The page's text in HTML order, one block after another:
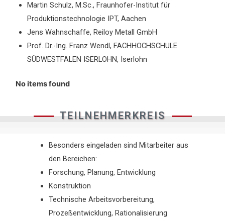
Martin Schulz, M.Sc., Fraunhofer-Institut für
Produktionstechnologie IPT, Aachen
Jens Wahnschaffe, Reiloy Metall GmbH
Prof. Dr.-Ing. Franz Wendl, FACHHOCHSCHULE
SÜDWESTFALEN ISERLOHN, Iserlohn
No items found
TEILNEHMERKREIS
Besonders eingeladen sind Mitarbeiter aus
den Bereichen:
Forschung, Planung, Entwicklung
Konstruktion
Technische Arbeitsvorbereitung,
Prozeßentwicklung, Rationalisierung